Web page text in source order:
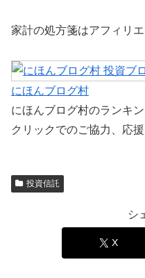
家計の処方箋はアフィリ
にほんブログ村
にほんブログ村のランキ
クリックでのご協力、応
投資信託
シ
X